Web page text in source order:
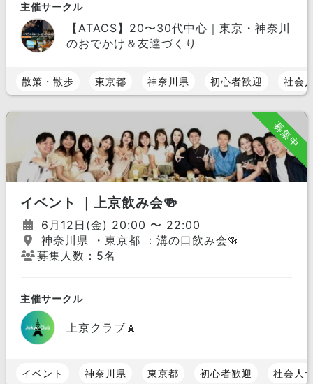
主催サークル
【ATACS】20〜30代中心｜東京・神奈川
のおでかけ＆友達づくり
散策・散歩 東京都 神奈川県 初心者歓迎 社会
募集中
イベント ｜上京飲み会🍻
6月12日(金) 20:00 〜 22:00
神奈川県 ・東京都 ：溝の口飲み会🍻
募集人数：5名
主催サークル
上京クラブ🗼
イベント 神奈川県 東京都 初心者歓迎 社会人